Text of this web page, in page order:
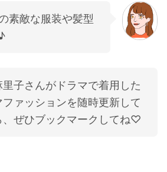
素敵な服装や髪型
里子さんがドラマで着用した
ファッションを随時更新して
、ぜひブックマークしてね♡